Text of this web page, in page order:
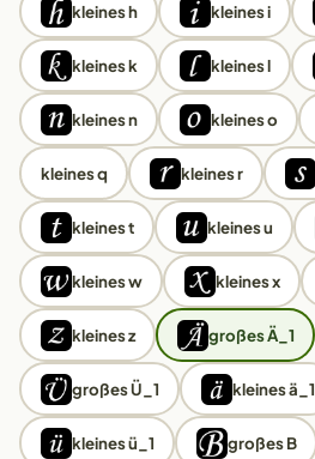
kleines h kleines i
kleines k kleines l
kleines n kleines o
kleines q kleines r
kleines t kleines u
kleines w kleines x
kleines z großes Ä_1
großes Ü_1 kleines ä_1
kleines ü_1 großes B